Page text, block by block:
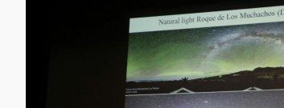
navegación